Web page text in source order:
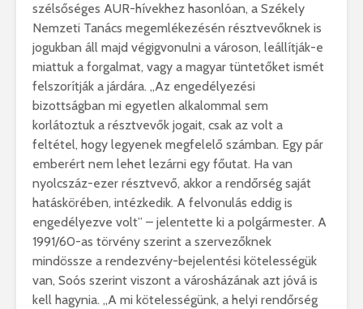
szélsőséges AUR-hívekhez hasonlóan, a Székely
Nemzeti Tanács megemlékezésén résztvevőknek is
jogukban áll majd végigvonulni a városon, leállítják-e
miattuk a forgalmat, vagy a magyar tüntetőket ismét
felszorítják a járdára. „Az engedélyezési
bizottságban mi egyetlen alkalommal sem
korlátoztuk a résztvevők jogait, csak az volt a
feltétel, hogy legyenek megfelelő számban. Egy pár
emberért nem lehet lezárni egy főutat. Ha van
nyolcszáz-ezer résztvevő, akkor a rendőrség saját
hatáskörében, intézkedik. A felvonulás eddig is
engedélyezve volt” – jelentette ki a polgármester. A
1991/60-as törvény szerint a szervezőknek
mindössze a rendezvény-bejelentési kötelességük
van, Soós szerint viszont a városházának azt jóvá is
kell hagynia. „A mi kötelességünk, a helyi rendőrség